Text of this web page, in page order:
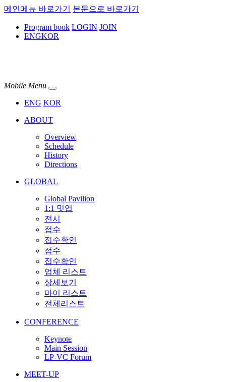
메인메뉴 바로가기 본문으로 바로가기
Program book LOGIN JOIN
ENGKOR
Mobile Menu
ENG KOR
ABOUT
Overview
Schedule
History
Directions
GLOBAL
Global Pavilion
1:1 밋업
전시
접수
접수확인
접수
접수확인
업체 리스트
상세보기
마이 리스트
전체리스트
CONFERENCE
Keynote
Main Session
LP-VC Forum
MEET-UP